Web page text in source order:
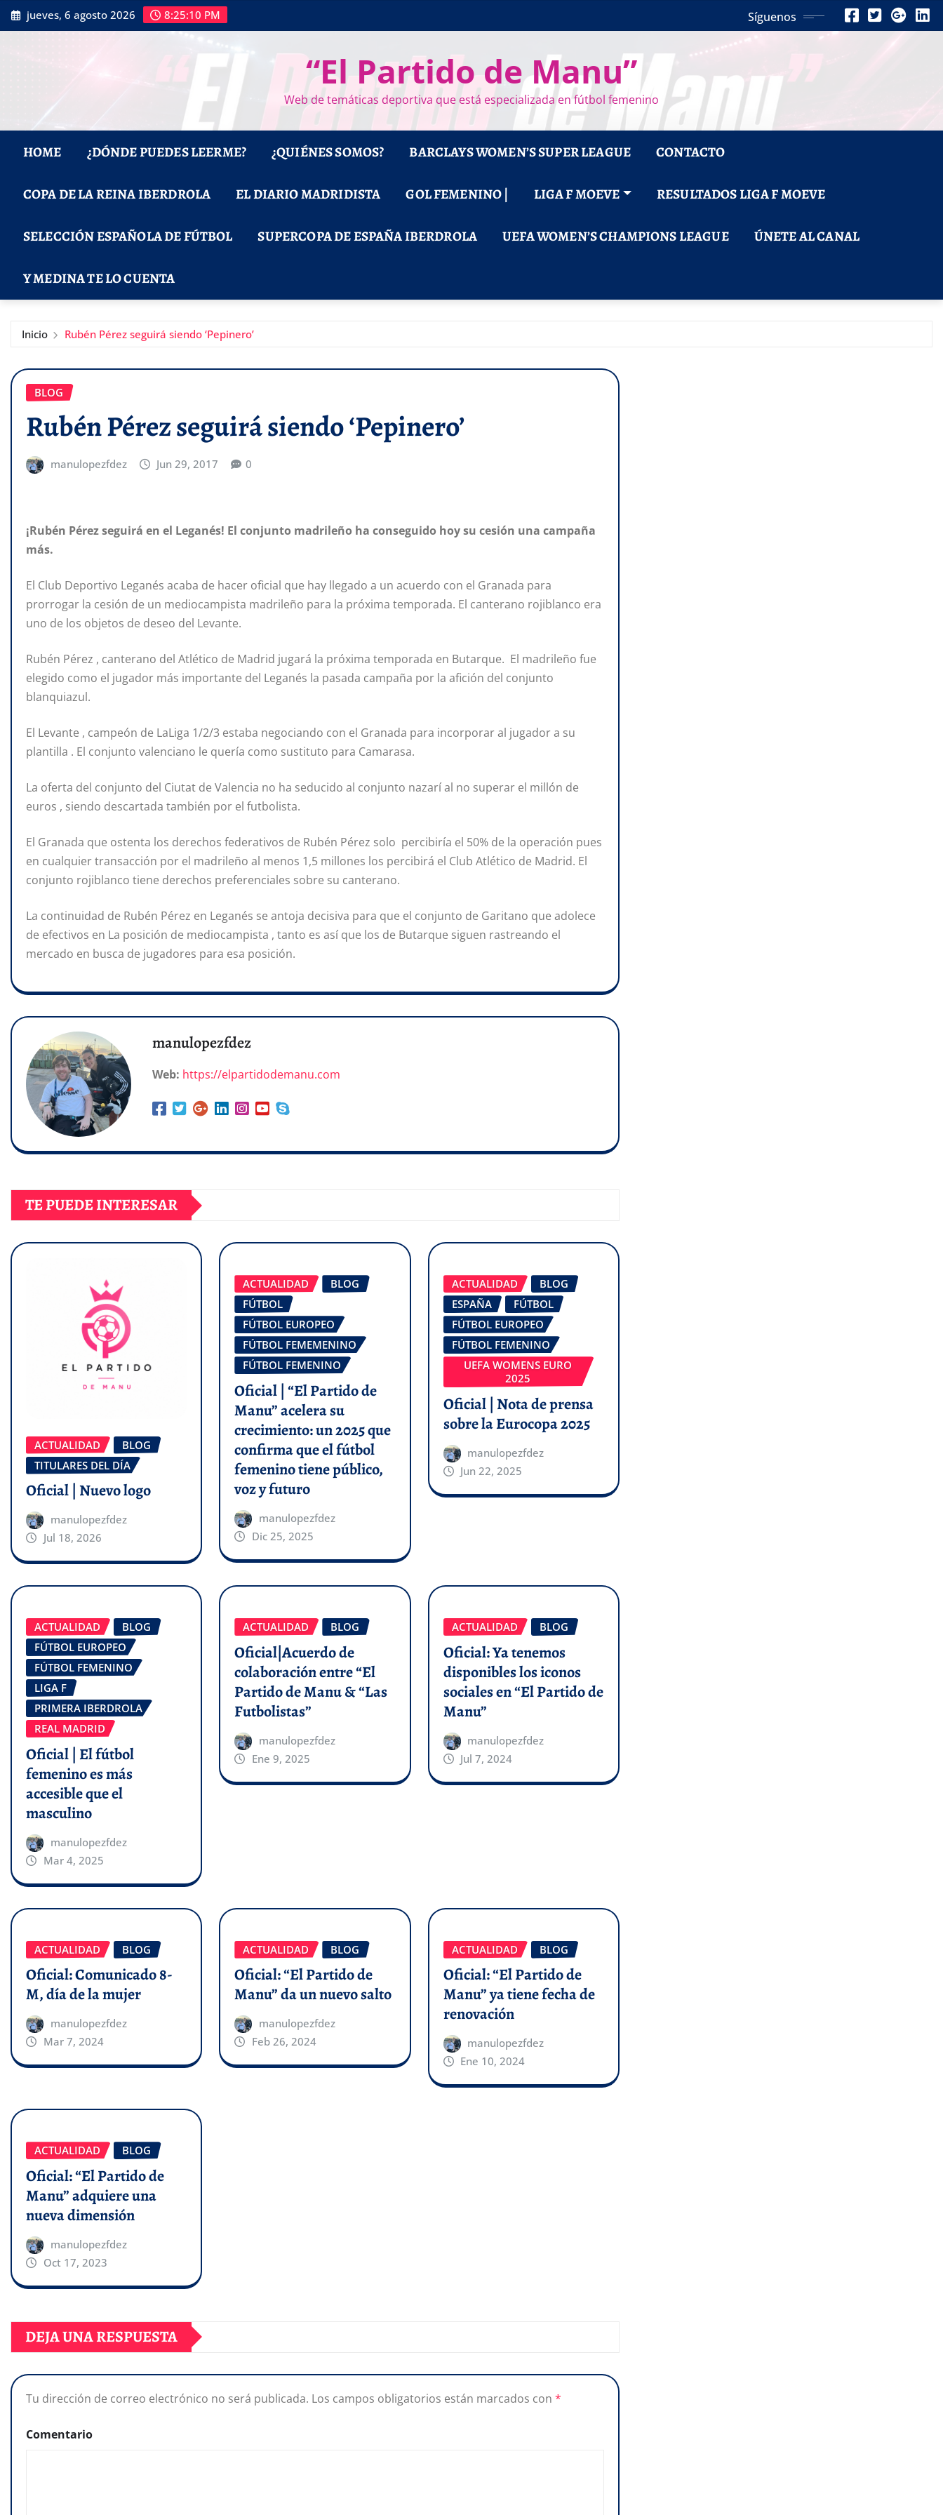
Saltar
al
jueves, 6 agosto 2026 8:25:11 PM Síguenos
“El Partido de Manu”
Web de temáticas deportiva que está especializada en fútbol femenino
HOME ¿DÓNDE PUEDES LEERME? ¿QUIÉNES SOMOS? BARCLAYS WOMEN’S SUPER LEAGUE CONTACTO
COPA DE LA REINA IBERDROLA EL DIARIO MADRIDISTA GOL FEMENINO | LIGA F MOEVE RESULTADOS LIGA F MOEVE
SELECCIÓN ESPAÑOLA DE FÚTBOL SUPERCOPA DE ESPAÑA IBERDROLA UEFA WOMEN’S CHAMPIONS LEAGUE ÚNETE AL CANAL
Y MEDINA TE LO CUENTA
Inicio Rubén Pérez seguirá siendo ‘Pepinero’
BLOG
Rubén Pérez seguirá siendo ‘Pepinero’
manulopezfdez Jun 29, 2017 0
¡Rubén Pérez seguirá en el Leganés! El conjunto madrileño ha conseguido hoy su cesión una campaña
más.
El Club Deportivo Leganés acaba de hacer oficial que hay llegado a un acuerdo con el Granada para
prorrogar la cesión de un mediocampista madrileño para la próxima temporada. El canterano rojiblanco era
uno de los objetos de deseo del Levante.
Rubén Pérez , canterano del Atlético de Madrid jugará la próxima temporada en Butarque. El madrileño fue
elegido como el jugador más importante del Leganés la pasada campaña por la afición del conjunto
blanquiazul.
El Levante , campeón de LaLiga 1/2/3 estaba negociando con el Granada para incorporar al jugador a su
plantilla . El conjunto valenciano le quería como sustituto para Camarasa.
La oferta del conjunto del Ciutat de Valencia no ha seducido al conjunto nazarí al no superar el millón de
euros , siendo descartada también por el futbolista.
El Granada que ostenta los derechos federativos de Rubén Pérez solo percibiría el 50% de la operación pues
en cualquier transacción por el madrileño al menos 1,5 millones los percibirá el Club Atlético de Madrid. El
conjunto rojiblanco tiene derechos preferenciales sobre su canterano.
La continuidad de Rubén Pérez en Leganés se antoja decisiva para que el conjunto de Garitano que adolece
de efectivos en La posición de mediocampista , tanto es así que los de Butarque siguen rastreando el
mercado en busca de jugadores para esa posición.
manulopezfdez
Web: https://elpartidodemanu.com
TE PUEDE INTERESAR
ACTUALIDAD
BLOG
TITULARES DEL DÍA
Oficial | Nuevo logo
manulopezfdez
Jul 18, 2026
ACTUALIDAD
BLOG
FÚTBOL
FÚTBOL EUROPEO
FÚTBOL FEMEMENINO
FÚTBOL FEMENINO
Oficial | “El Partido de
Manu” acelera su
crecimiento: un 2025 que
confirma que el fútbol
femenino tiene público,
voz y futuro
manulopezfdez
Dic 25, 2025
ACTUALIDAD
BLOG
ESPAÑA
FÚTBOL
FÚTBOL EUROPEO
FÚTBOL FEMENINO
UEFA WOMENS EURO
2025
Oficial | Nota de prensa
sobre la Eurocopa 2025
manulopezfdez
Jun 22, 2025
ACTUALIDAD
BLOG
FÚTBOL EUROPEO
FÚTBOL FEMENINO
LIGA F
PRIMERA IBERDROLA
REAL MADRID
Oficial | El fútbol
femenino es más
accesible que el
masculino
manulopezfdez
Mar 4, 2025
ACTUALIDAD BLOG
Oficial|Acuerdo de
colaboración entre “El
Partido de Manu & “Las
Futbolistas”
manulopezfdez
Ene 9, 2025
ACTUALIDAD BLOG
Oficial: Ya tenemos
disponibles los iconos
sociales en “El Partido de
Manu”
manulopezfdez
Jul 7, 2024
ACTUALIDAD BLOG
Oficial: Comunicado 8-
M, día de la mujer
manulopezfdez
Mar 7, 2024
ACTUALIDAD BLOG
Oficial: “El Partido de
Manu” da un nuevo salto
manulopezfdez
Feb 26, 2024
ACTUALIDAD BLOG
Oficial: “El Partido de
Manu” ya tiene fecha de
renovación
manulopezfdez
Ene 10, 2024
ACTUALIDAD BLOG
Oficial: “El Partido de
Manu” adquiere una
nueva dimensión
manulopezfdez
Oct 17, 2023
DEJA UNA RESPUESTA
Tu dirección de correo electrónico no será publicada. Los campos obligatorios están marcados con *
Comentario